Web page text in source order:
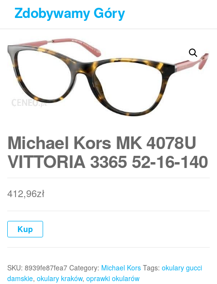
Przejdź
treści
Zdobywamy Góry
Michael Kors MK 4078U
VITTORIA 3365 52-16-140
412,96zł
Kup
SKU: 8939fe87fea7 Category: Michael Kors Tags: okulary gucci
damskie, okulary kraków, oprawki okularów